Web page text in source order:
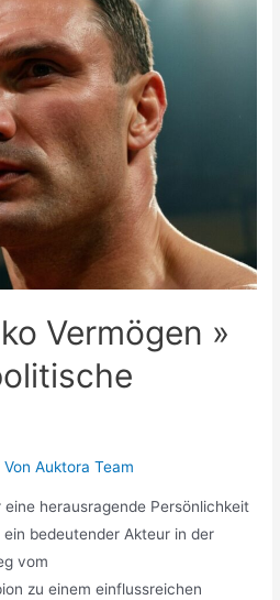
Vermögen »
VonAuktora Team
herausragende Persönlichkeit
bedeutender Akteur in der
vom
zu einem einflussreichen